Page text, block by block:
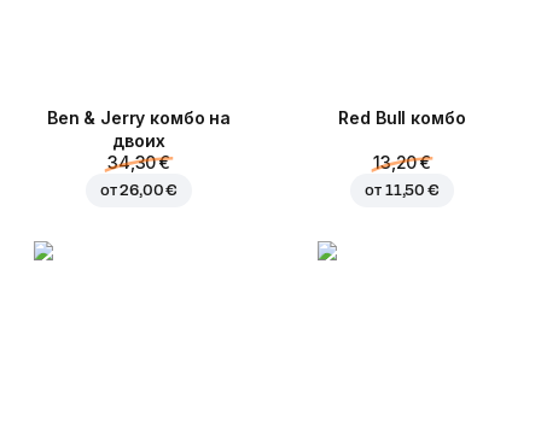
Ben & Jerry комбо на
двоих
34,30 €
от26,00 €
Red Bull комбо
13,20 €
от 11,50 €